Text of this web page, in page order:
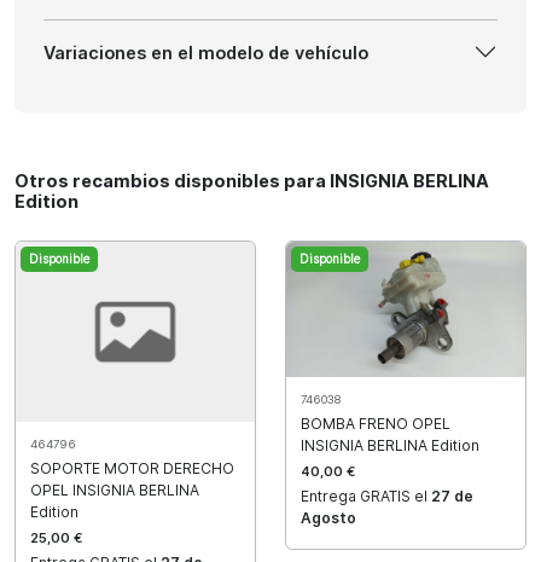
Variaciones en el modelo de vehículo
Otros recambios disponibles para INSIGNIA BERLINA
Edition
Disponible
464796
SOPORTE MOTOR DERECHO
OPEL INSIGNIA BERLINA
Edition
25,00 €
Disponible
746038
BOMBA FRENO OPEL
INSIGNIA BERLINA Edition
40,00 €
Entrega GRATIS el 27 de
Agosto